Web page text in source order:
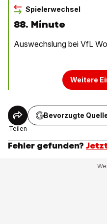
Spielerwechsel
88. Minute
Auswechslung bei VfL
Weitere
Teilen
Bevorzugte
Fehler gefunden?